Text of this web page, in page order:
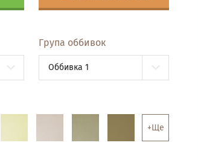
Група оббивок
Оббивка 1
+Ще